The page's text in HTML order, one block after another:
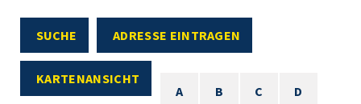
SUCHE ADRESSE EINTRAGEN
KARTENANSICHT
A
B C D